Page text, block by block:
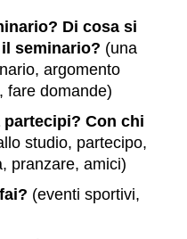
Di cosa si
seminario? (una
argomento
fare domande)
Con chi
studio, partecipo,
pranzare, amici)
(eventi sportivi,